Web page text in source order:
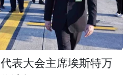
表大会主席埃斯特万